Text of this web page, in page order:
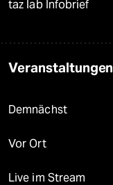
taz lab Infobrief
Veranstaltungen
Demnächst
Vor Ort
Live im Stream